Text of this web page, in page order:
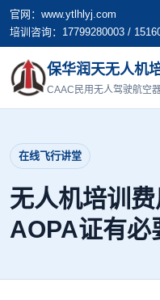
官网：www.ytlhlyj.com
培训咨询：17799280003 /
保华润天无人机
CAAC民用无人驾驶航空
在线飞行讲堂
无人机培训
AOPA证有必